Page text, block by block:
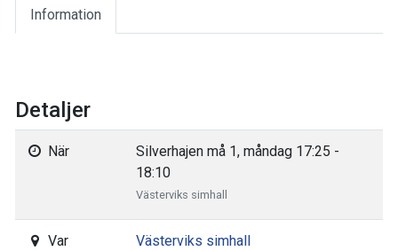
Information
Detaljer
När
Silverhajen må 1, måndag 17:25 -
18:10
Västerviks simhall
Var Västerviks simhall